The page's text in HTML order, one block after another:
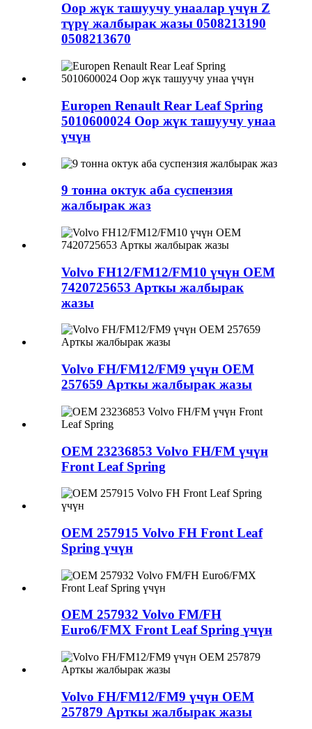
Оор жүк ташуучу унаалар үчүн Z
түрү жалбырак жазы 0508213190
0508213670
Europen Renault Rear Leaf Spring
5010600024 Оор жүк ташуучу унаа
үчүн
9 тонна октук аба суспензия
жалбырак жаз
Volvo FH12/FM12/FM10 үчүн OEM
7420725653 Арткы жалбырак
жазы
Volvo FH/FM12/FM9 үчүн OEM
257659 Арткы жалбырак жазы
OEM 23236853 Volvo FH/FM үчүн
Front Leaf Spring
OEM 257915 Volvo FH Front Leaf
Spring үчүн
OEM 257932 Volvo FM/FH
Euro6/FMX Front Leaf Spring үчүн
Volvo FH/FM12/FM9 үчүн OEM
257879 Арткы жалбырак жазы